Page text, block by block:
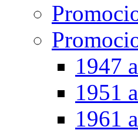
1947
1951
1961